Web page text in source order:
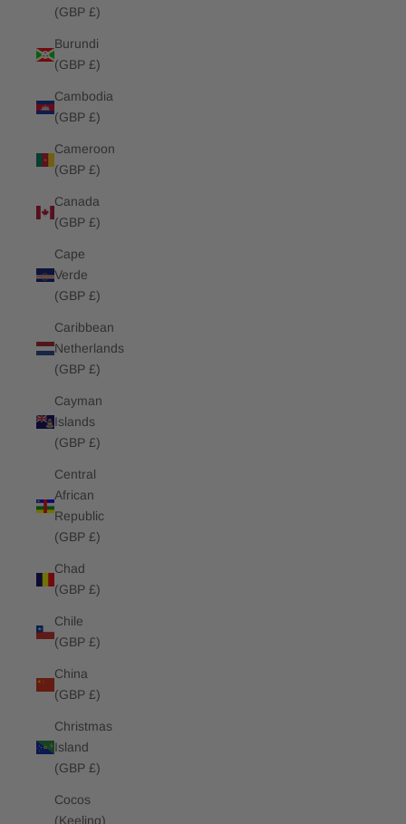
(GBP £)
Burundi
(GBP £)
Cambodia
(GBP £)
Cameroon
(GBP £)
Canada
(GBP £)
Cape
Verde
(GBP £)
Caribbean
Netherlands
(GBP £)
Cayman
Islands
(GBP £)
Central
African
Republic
(GBP £)
Chad
(GBP £)
Chile
(GBP £)
China
(GBP £)
Christmas
Island
(GBP £)
Cocos
(Keeling)